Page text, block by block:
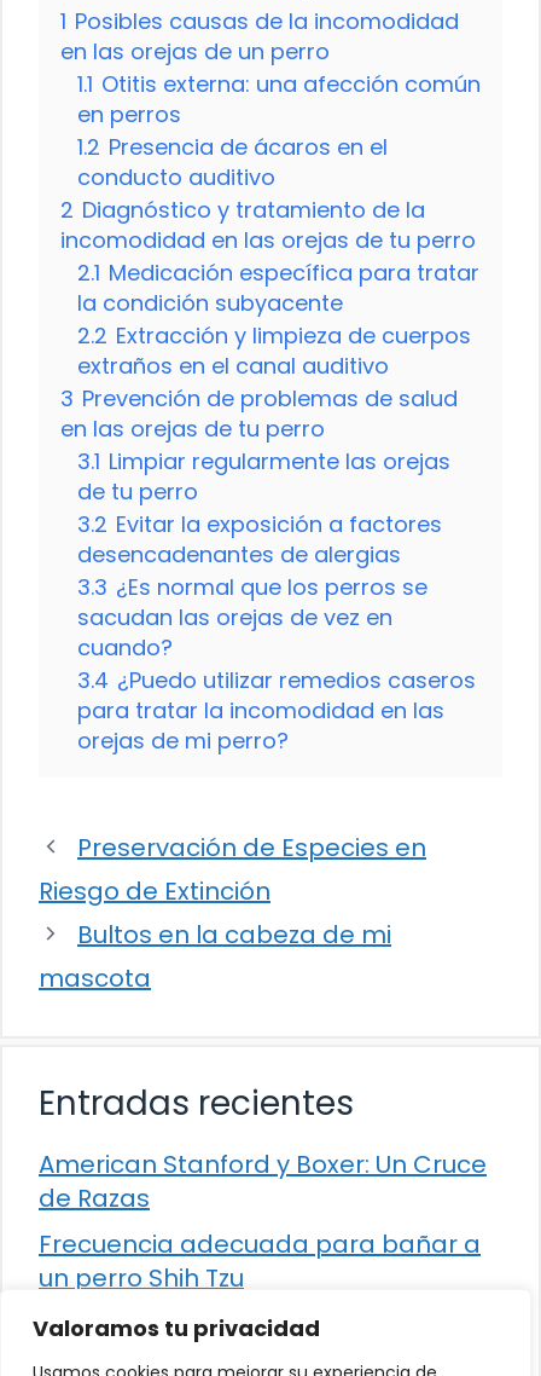
Valoramos tu privacidad
1 Posibles causas de la incomodidad
en las orejas de un perro
1.1 Otitis externa: una afección común
en perros
1.2 Presencia de ácaros en el
conducto auditivo
2 Diagnóstico y tratamiento de la
incomodidad en las orejas de tu perro
2.1 Medicación específica para tratar
la condición subyacente
2.2 Extracción y limpieza de cuerpos
extraños en el canal auditivo
3 Prevención de problemas de salud
en las orejas de tu perro
3.1 Limpiar regularmente las orejas
de tu perro
3.2 Evitar la exposición a factores
desencadenantes de alergias
3.3 ¿Es normal que los perros se
sacudan las orejas de vez en
cuando?
3.4 ¿Puedo utilizar remedios caseros
para tratar la incomodidad en las
orejas de mi perro?
Preservación de Especies en
Riesgo de Extinción
Bultos en la cabeza de mi
mascota
Entradas recientes
American Stanford y Boxer: Un Cruce
de Razas
Frecuencia adecuada para bañar a
un perro Shih Tzu
Comparación entre Apache Storm y
Spark Streaming